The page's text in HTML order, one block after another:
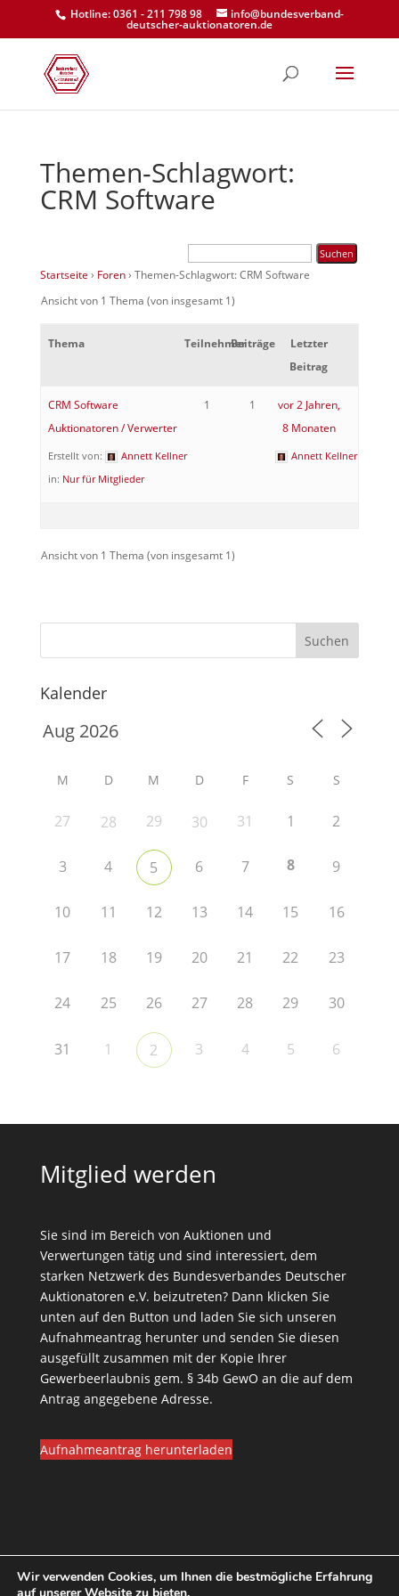
Hotline: 0361 - 211 798 98 info@bundesverband-
deutscher-auktionatoren.de
Themen-Schlagwort:
CRM Software
Startseite › Foren› Themen-Schlagwort: CRM Software
Ansicht von 1 Thema (von insgesamt 1)
Thema TeilnehmerBeiträge
Letzter
Beitrag
CRM Software
Auktionatoren / Verwerter
Erstellt von:
Annett Kellner
in: Nur für Mitglieder
1 1
vor 2 Jahren,
8 Monaten
Annett Kellner
Ansicht von 1 Thema (von insgesamt 1)
Suchen
Kalender
M D M D F S S
27 28 29 30 31 1 2
3 4 5 6 7 8 9
10 11 12 13 14 15 16
17 18 19 20 21 22 23
24 25 26 27 28 29 30
31 1 2 3 4 5 6
Mitglied werden
Sie sind im Bereich von Auktionen und
Verwertungen tätig und sind interessiert, dem
starken Netzwerk des Bundesverbandes Deutscher
Auktionatoren e.V. beizutreten? Dann klicken Sie
unten auf den Button und laden Sie sich unseren
Aufnahmeantrag herunter und senden Sie diesen
ausgefüllt zusammen mit der Kopie Ihrer
Gewerbeerlaubnis gem. § 34b GewO an die auf dem
Antrag angegebene Adresse.
Aufnahmeantrag herunterladen
Wir verwenden Cookies, um Ihnen die bestmögliche Erfahrung